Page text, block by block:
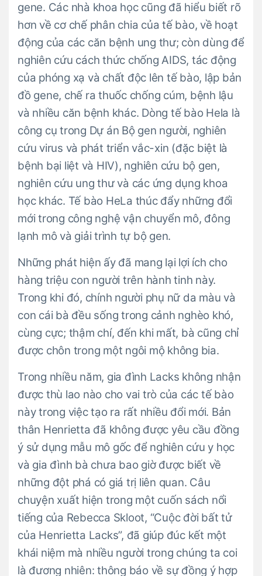
gene. Các nhà khoa học cũng đã hiểu biết rõ
hơn về cơ chế phân chia của tế bào, về hoạt
động của các căn bệnh ung thư; còn dùng để
nghiên cứu cách thức chống AIDS, tác động
của phóng xạ và chất độc lên tế bào, lập bản
đồ gene, chế ra thuốc chống cúm, bệnh lậu
và nhiều căn bệnh khác. Dòng tế bào Hela là
công cụ trong Dự án Bộ gen người, nghiên
cứu virus và phát triển vắc-xin (đặc biệt là
bệnh bại liệt và HIV), nghiên cứu bộ gen,
nghiên cứu ung thư và các ứng dụng khoa
học khác. Tế bào HeLa thúc đẩy những đổi
mới trong công nghệ vận chuyển mô, đông
lạnh mô và giải trình tự bộ gen.
Những phát hiện ấy đã mang lại lợi ích cho
hàng triệu con người trên hành tinh này.
Trong khi đó, chính người phụ nữ da màu và
con cái bà đều sống trong cảnh nghèo khó,
cùng cực; thậm chí, đến khi mất, bà cũng chỉ
được chôn trong một ngôi mộ không bia.
Trong nhiều năm, gia đình Lacks không nhận
được thù lao nào cho vai trò của các tế bào
này trong việc tạo ra rất nhiều đổi mới. Bản
thân Henrietta đã không được yêu cầu đồng
ý sử dụng mẫu mô gốc để nghiên cứu y học
và gia đình bà chưa bao giờ được biết về
những đột phá có giá trị liên quan. Câu
chuyện xuất hiện trong một cuốn sách nổi
tiếng của Rebecca Skloot, “Cuộc đời bất tử
của Henrietta Lacks”, đã giúp đúc kết một
khái niệm mà nhiều người trong chúng ta coi
là đương nhiên: thông báo về sự đồng ý hợp